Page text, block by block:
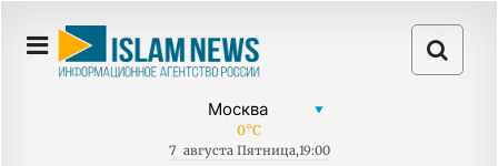
0°C
7 августа Пятница,19:00